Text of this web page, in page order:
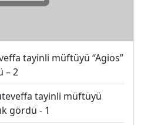
tayinli müftüyü “Agios”
– 2
tayinli müftüyü
gördü - 1